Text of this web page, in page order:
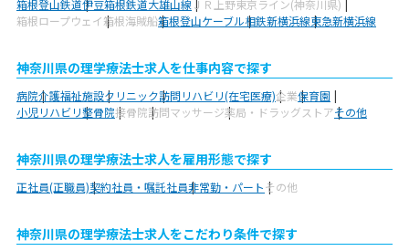
箱根登山鉄道伊豆箱根鉄道大雄山線 ＪＲ上野東京ライン(神奈川県)
箱根ロープウェイ箱根海賊船箱根登山ケーブル相鉄新横浜線東急新横浜線
神奈川県の理学療法士求人を仕事内容で探す
病院介護福祉施設クリニック訪問リハビリ(在宅医療)企業保育園
小児リハビリ整骨院接骨院訪問マッサージ薬局・ドラッグストアその他
神奈川県の理学療法士求人を雇用形態で探す
正社員(正職員)契約社員・嘱託社員非常勤・パートその他
神奈川県の理学療法士求人をこだわり条件で探す